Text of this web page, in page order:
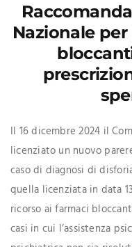
Nazionale
Il 16 dicembre 2024 il
licenziato un nuovo
caso di diagnosi di
quella licenziata in data
ricorso ai farmaci
casi in cui l’assistenza